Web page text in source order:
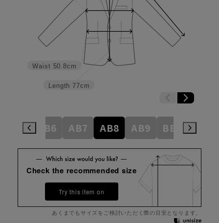
Length 77cm
Waist 50.8cm
AB6 AB7 AB8 AB9 BE3
Check the recommended size
Try this item on
あくまでもサイズをご検討いただく際の目安となります。